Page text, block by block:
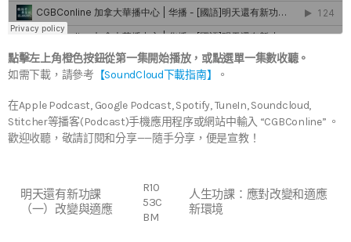
點擊左上角橙色按鈕從第一集開始播放，或點選單一集數收聽。
如需下載，請參考 【SoundCloud下載指南】 。
在Apple Podcast, Google Podcast, Spotify, TuneIn, Soundcloud,
Stitcher等播客(Podcast)手機應用程序或網站中輸入 “CGBConline” 。
歡迎收聽，敬請訂閱和分享——隨手分享，便是宣教！
明天還有新功課
（一）改變與適應
R10
53C
BM
人生功課：應對改變和適應
新環境